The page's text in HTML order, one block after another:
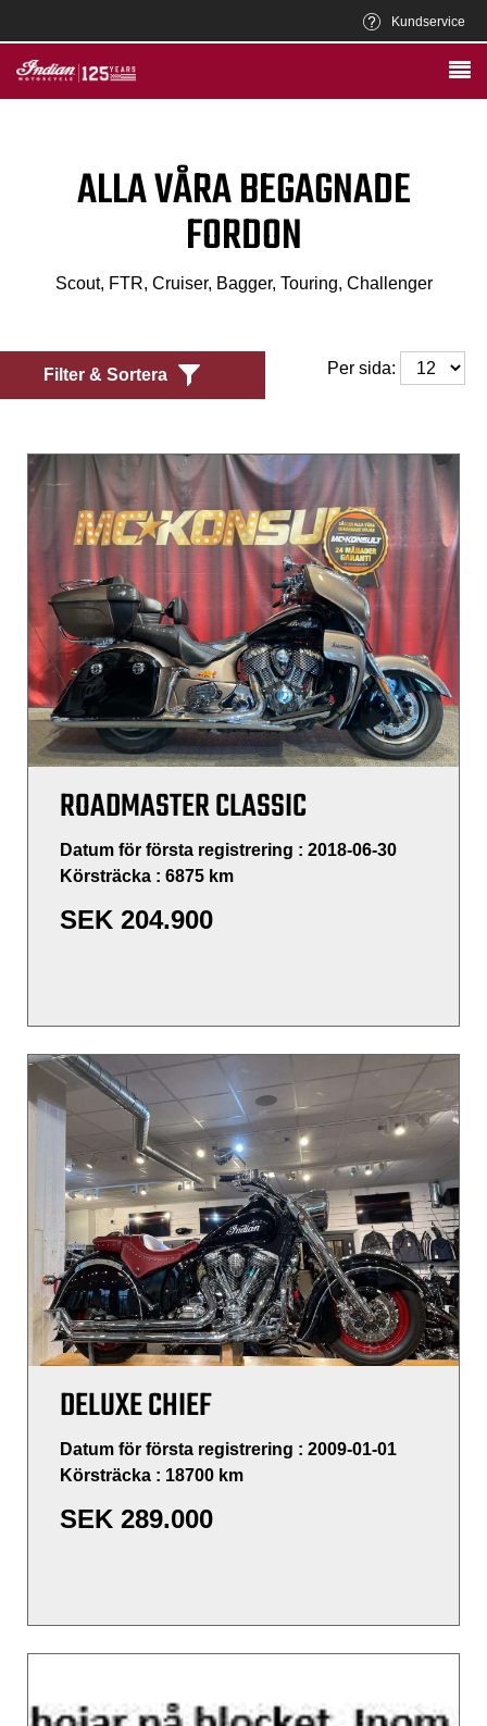
Kundservice
ALLA VÅRA BEGAGNADE
FORDON
Scout, FTR, Cruiser, Bagger, Touring, Challenger
Filter & Sortera Per sida:
ROADMASTER CLASSIC
Datum för första registrering : 2018-06-30
Körsträcka : 6875 km
SEK 204.900
DELUXE CHIEF
Datum för första registrering : 2009-01-01
Körsträcka : 18700 km
SEK 289.000